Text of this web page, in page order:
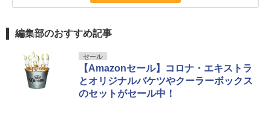
編集部のおすすめ記事
セール
【Amazonセール】コロナ・エキストラ
とオリジナルバケツやクーラーボックス
のセットがセール中！